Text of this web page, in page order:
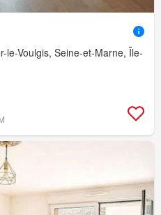
le-Voulgis, Seine-et-Marne, Île-